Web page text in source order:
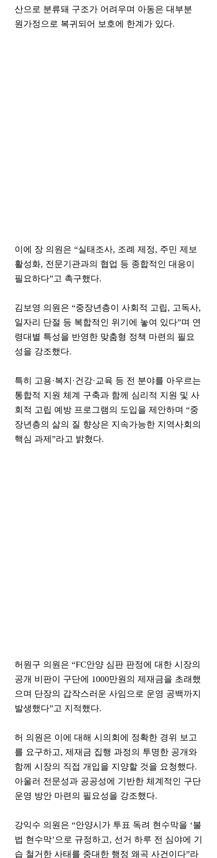
산으로 분류돼 구조가 어려우며 아동은 대부분
원가정으로 복귀되어 보호에 한계가 있다.
이에 장 의원은 “실태조사, 조례 제정, 주민 제보
활성화, 전문기관과의 협업 등 종합적인 대응이
필요하다”고 촉구했다.
김보영 의원은 “중장년층이 사회적 고립, 고독사,
일자리 단절 등 복합적인 위기에 놓여 있다”며 연
령대별 특성을 반영한 맞춤형 정책 마련의 필요
성을 강조했다.
특히 고용·복지·건강·교육 등 전 분야를 아우르는
통합적 지원 체계 구축과 함께 심리적 지원 및 사
회적 고립 예방 프로그램의 도입을 제안하며 “중
장년층의 삶의 질 향상은 지속가능한 지역사회의
핵심 과제”라고 밝혔다.
허원구 의원은 “FC안양 심판 판정에 대한 시장의
공개 비판이 구단에 1000만원의 제재금을 초래했
으며 단장의 갑작스러운 사임으로 운영 공백까지
발생했다”고 지적했다.
허 의원은 이에 대해 시의회에 정확한 경위 보고
를 요구하고, 제재금 집행 과정의 투명한 공개와
함께 시장의 직접 개입을 지양할 것을 요청했다.
아울러 전문성과 공공성에 기반한 체계적인 구단
운영 방안 마련의 필요성을 강조했다.
강익수 의원은 “안양시가 투표 독려 현수막을 ‘불
법 현수막’으로 규정하고, 선거 하루 전 심야에 기
습 철거한 사태를 중대한 행정 왜곡 사건이다”라